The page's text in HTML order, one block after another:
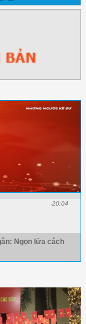
-20:04
Ngọn lửa cách